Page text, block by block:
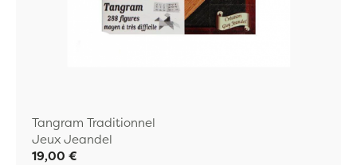
Tangram Traditionnel
Jeux Jeandel
19,00 €